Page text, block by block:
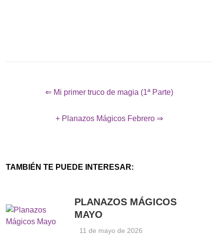
⇐ Mi primer truco de magia (1ª Parte)
+ Planazos Mágicos Febrero ⇒
TAMBIÉN TE PUEDE INTERESAR:
PLANAZOS MÁGICOS
MAYO
11 de mayo de 2026